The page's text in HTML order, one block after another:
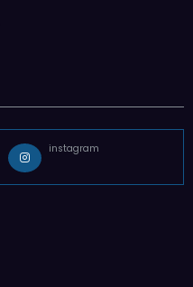
instagram